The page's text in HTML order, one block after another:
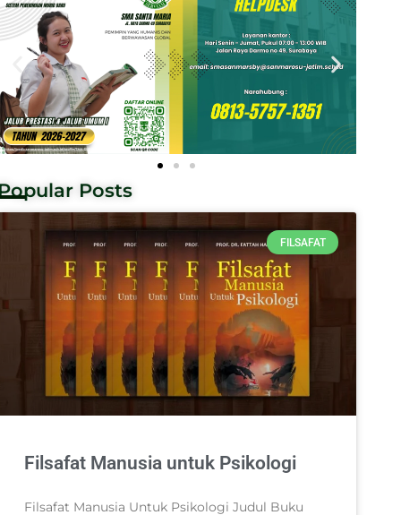
Posts
FILSAFAT
Filsafat Manusia untuk Psikologi
Filsafat Manusia Untuk Psikologi Judul Buku